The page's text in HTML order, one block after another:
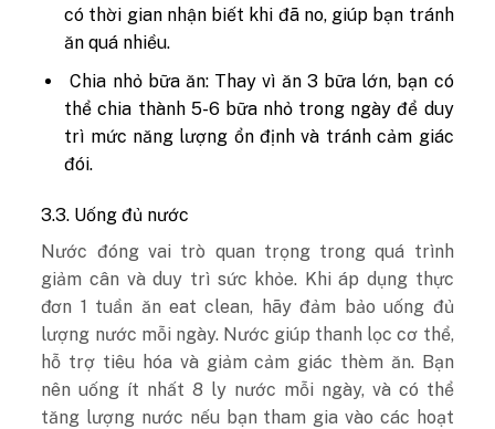
có thời gian nhận biết khi đã no, giúp bạn tránh
ăn quá nhiều.
Chia nhỏ bữa ăn: Thay vì ăn 3 bữa lớn, bạn có
thể chia thành 5-6 bữa nhỏ trong ngày để duy
trì mức năng lượng ổn định và tránh cảm giác
đói.
3.3. Uống đủ nước
Nước đóng vai trò quan trọng trong quá trình
giảm cân và duy trì sức khỏe. Khi áp dụng thực
đơn 1 tuần ăn eat clean, hãy đảm bảo uống đủ
lượng nước mỗi ngày. Nước giúp thanh lọc cơ thể,
hỗ trợ tiêu hóa và giảm cảm giác thèm ăn. Bạn
nên uống ít nhất 8 ly nước mỗi ngày, và có thể
tăng lượng nước nếu bạn tham gia vào các hoạt